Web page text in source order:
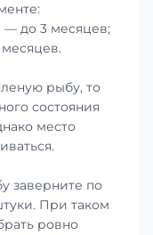
— до 3 месяцев;
рыбу, то
состояния
место
заверните по
При таком
ровно